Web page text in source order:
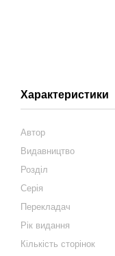
Характеристики
Автор
Видавництво
Розділ
Серія
Перекладач
Рік видання
Кількість сторінок